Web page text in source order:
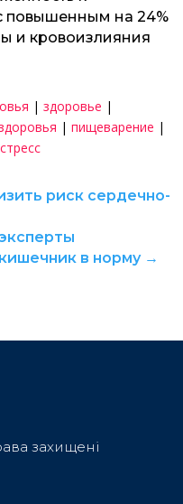
повышенным на 24%
и кровоизлияния
|здоровье |
|пищеварение |
стресс
риск сердечно-
в норму→
захищені